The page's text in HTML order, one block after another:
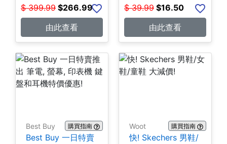
$ 399.99 $266.99
由此查看
$ 39.99 $16.50
由此查看
Best Buy 購買指南
Best Buy 一日特賣
Woot 購買指南
快! Skechers 男鞋/